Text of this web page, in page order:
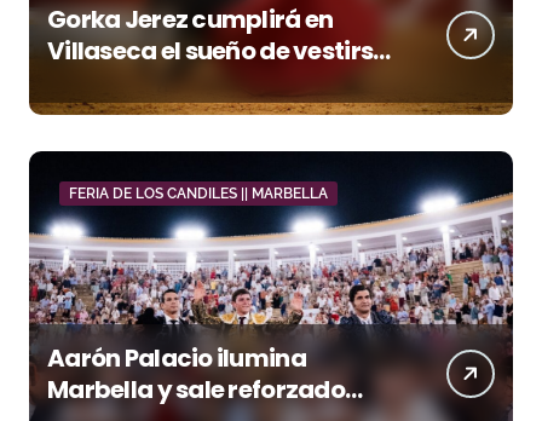
Gorka Jerez cumplirá en
Villaseca el sueño de vestirse
de luces ante los suyos
FERIA DE LOS CANDILES || MARBELLA
Aarón Palacio ilumina
Marbella y sale reforzado